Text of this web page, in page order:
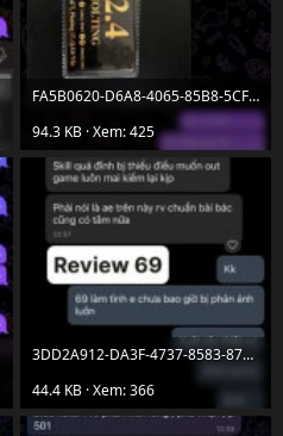
FA5B0620-D6A8-4065-85B8-5CFB9056E1DA.jpeg
94.3 KB · Xem: 425
3DD2A912-DA3F-4737-8583-872609602D92.jpeg
44.4 KB · Xem: 366